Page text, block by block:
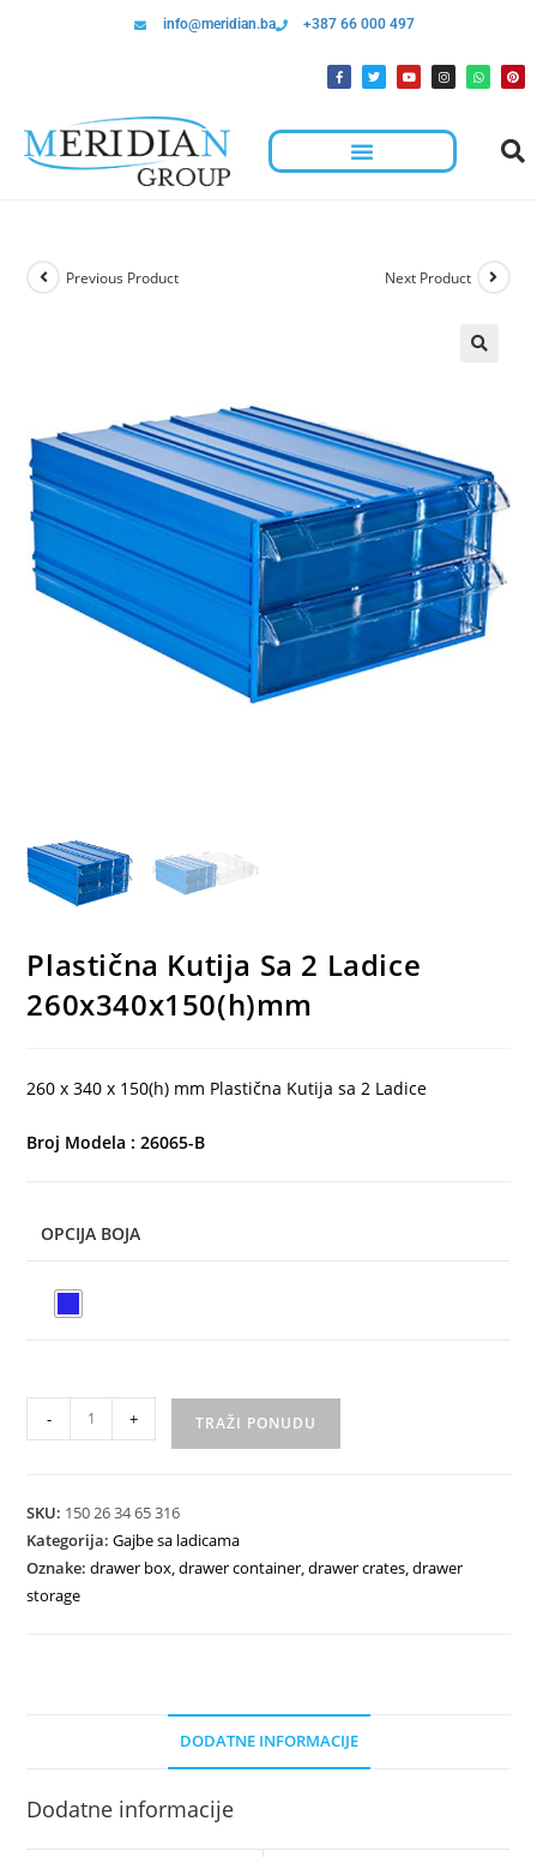
info@meridian.ba +387 66 000 497
Previous Product Next Product
Plastična Kutija Sa 2 Ladice
260x340x150(h)mm
260 x 340 x 150(h) mm Plastična Kutija sa 2 Ladice
Broj Modela : 26065-B
OPCIJA BOJA
- + TRAŽI PONUDU
SKU: 150 26 34 65 316
Kategorija:Gajbe sa ladicama
Oznake:drawer box,drawer container,drawer crates,drawer
storage
DODATNE INFORMACIJE
Dodatne informacije